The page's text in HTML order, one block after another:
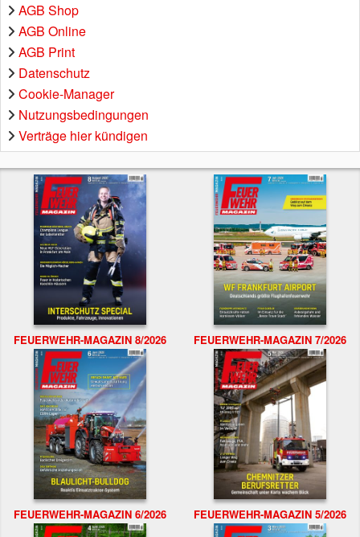
AGB Shop
AGB Online
AGB Print
Datenschutz
Cookie-Manager
Nutzungsbedingungen
Verträge hier kündigen
FEUERWEHR-MAGAZIN 8/2026 FEUERWEHR-MAGAZIN 7/2026
FEUERWEHR-MAGAZIN 6/2026 FEUERWEHR-MAGAZIN 5/2026